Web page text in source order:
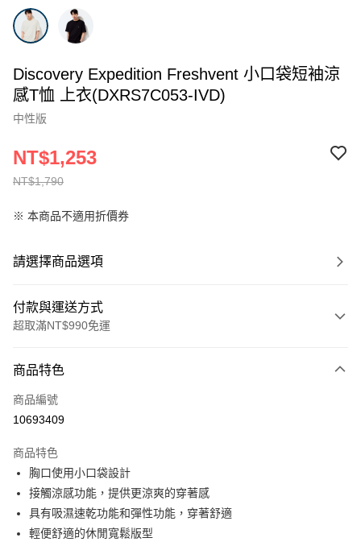
Discovery Expedition Freshvent 小口袋短袖涼
感T恤 上衣(DXRS7C053-IVD)
中性版
NT$1,790
NT$1,253
※ 本商品不適用折價券
請選擇商品選項
付款與運送方式
超取滿NT$990免運
信用卡一次付款
超商取貨付款
Apple Pay
運送方式
全家取貨付款<未取貨列黑名單/不支援離島取退>
商品特色
商品編號
10693409
商品特色
胸口使用小口袋設計
接觸涼感功能，提供更涼爽的穿著感
具有吸濕速乾功能和彈性功能，穿著舒適
輕便舒適的休閒寬鬆版型